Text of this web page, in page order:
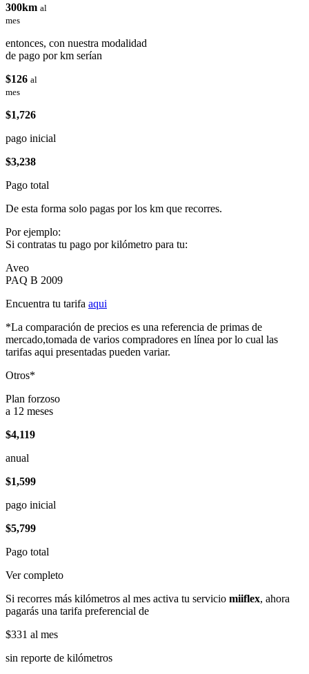
300km al
mes
entonces, con nuestra modalidad
de pago por km serían
$126 al
mes
$1,726
pago inicial
$3,238
Pago total
De esta forma solo pagas por los km que recorres.
Por ejemplo:
Si contratas tu pago por kilómetro para tu:
Aveo
PAQ B 2009
Encuentra tu tarifa aqui
*La comparación de precios es una referencia de primas de
mercado,tomada de varios compradores en línea por lo cual las
tarifas aqui presentadas pueden variar.
Otros*
Plan forzoso
a 12 meses
$4,119
anual
$1,599
pago inicial
$5,799
Pago total
Ver completo
Si recorres más kilómetros al mes activa tu servicio miiflex, ahora
pagarás una tarifa preferencial de
$331 al mes
sin reporte de kilómetros